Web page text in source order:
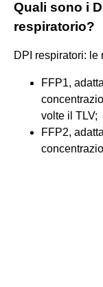
Quali sono i
respiratorio?
DPI respiratori: le
FFP1,
volte il TLV;
FFP2,